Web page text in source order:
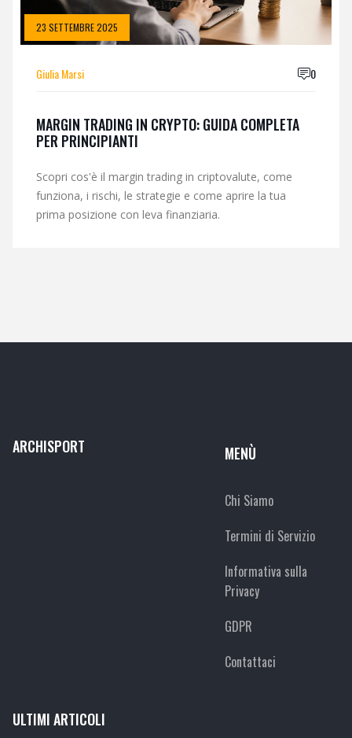
23 SETTEMBRE 2025
Giulia Marsi 0
MARGIN TRADING IN CRYPTO: GUIDA COMPLETA
PER PRINCIPIANTI
Scopri cos'è il margin trading in criptovalute, come
funziona, i rischi, le strategie e come aprire la tua
prima posizione con leva finanziaria.
ARCHISPORT MENÙ
Chi Siamo
Termini di Servizio
Informativa sulla
Privacy
GDPR
Contattaci
ULTIMI ARTICOLI